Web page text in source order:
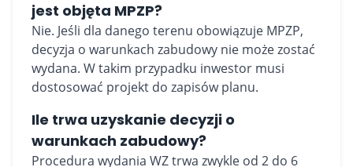
jest objęta MPZP?
Nie. Jeśli dla danego terenu obowiązuje MPZP,
decyzja o warunkach zabudowy nie może zostać
wydana. W takim przypadku inwestor musi
dostosować projekt do zapisów planu.
Ile trwa uzyskanie decyzji o
warunkach zabudowy?
Procedura wydania WZ trwa zwykle od 2 do 6